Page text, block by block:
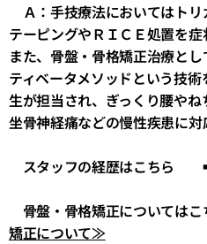
Ａ：手技療法においてはトリ
テーピングやＲＩＣＥ処置を症
また、骨盤・骨格矯正治療と
ティベータメソッドという技
生が担当され、ぎっくり腰や
坐骨神経痛などの慢性疾患に対
スタッフの経歴はこち
骨盤・骨格矯正につい
矯正について≫